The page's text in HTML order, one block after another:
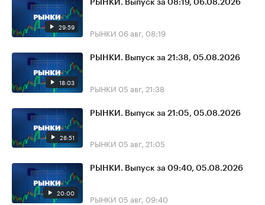
29:59
РЫНКИ. Выпуск за 08:19, 06.08.2026
РЫНКИ 06 авг, 08:19
18:03
РЫНКИ. Выпуск за 21:38, 05.08.2026
РЫНКИ 05 авг, 21:38
28:51
РЫНКИ. Выпуск за 21:05, 05.08.2026
РЫНКИ 05 авг, 21:05
20:00
РЫНКИ. Выпуск за 09:40, 05.08.2026
РЫНКИ 05 авг, 09:40